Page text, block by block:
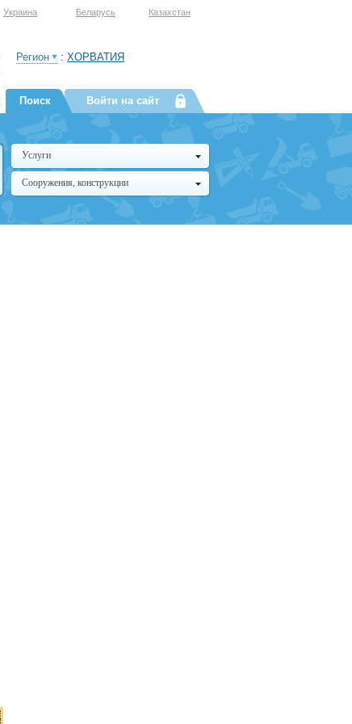
Украина Беларусь Казахстан
Регион : ХОРВАТИЯ
Поиск Войти на сайт
Услуги
Сооружения, конструкции